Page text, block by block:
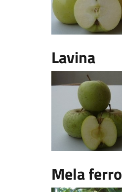
Lavina
Mela ferro